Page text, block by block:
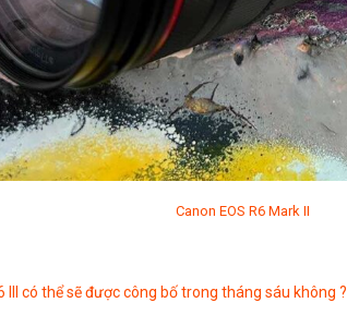
Canon EOS R6 Mark II
III có thể sẽ được công bố trong tháng sáu không ?